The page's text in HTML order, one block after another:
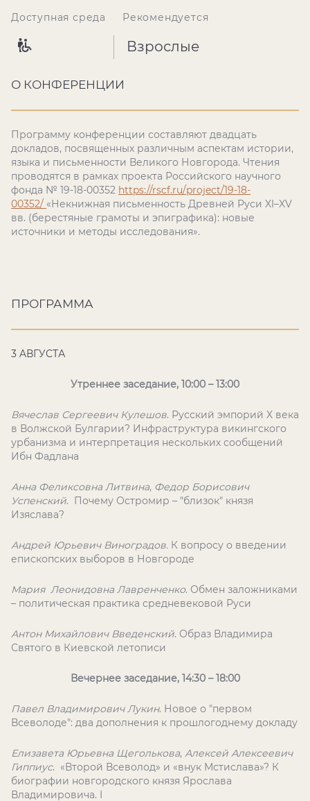
Доступная среда Рекомендуется
Взрослые
О КОНФЕРЕНЦИИ
Программу конференции составляют двадцать
докладов, посвященных различным аспектам истории,
языка и письменности Великого Новгорода. Чтения
проводятся в рамках проекта Российского научного
фонда № 19-18-00352 https://rscf.ru/project/19-18-
00352/ «Некнижная письменность Древней Руси XI–XV
вв. (берестяные грамоты и эпиграфика): новые
источники и методы исследования».
ПРОГРАММА
3 AВГУСТА
Утреннее заседание, 10:00 – 13:00
Вячеслав Сергеевич Кулешов. Русский эмпорий X века
в Волжской Булгарии? Инфраструктура викингского
урбанизма и интерпретация нескольких сообщений
Ибн Фадлана
Анна Феликсовна Литвина, Федор Борисович
Успенский. Почему Остромир – "близок" князя
Изяслава?
Андрей Юрьевич Виноградов. К вопросу о введении
епископских выборов в Новгороде
Мария Леонидовна Лавренченко. Обмен заложниками
– политическая практика средневековой Руси
Антон Михайлович Введенский. Образ Владимира
Святого в Киевской летописи
Вечернее заседание, 14:30 – 18:00
Павел Владимирович Лукин. Новое о "первом
Всеволоде": два дополнения к прошлогоднему докладу
Елизавета Юрьевна Щеголькова, Алексей Алексеевич
Гиппиус. «Второй Всеволод» и «внук Мстислава»? К
биографии новгородского князя Ярослава
Владимировича. I